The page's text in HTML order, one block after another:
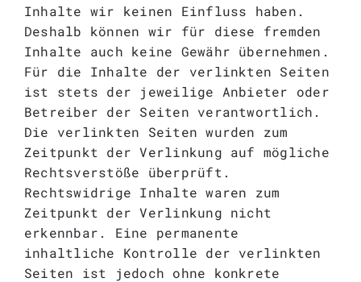
Inhalte wir keinen Einfluss haben.
Deshalb können wir für diese fremden
Inhalte auch keine Gewähr übernehmen.
Für die Inhalte der verlinkten Seiten
ist stets der jeweilige Anbieter oder
Betreiber der Seiten verantwortlich.
Die verlinkten Seiten wurden zum
Zeitpunkt der Verlinkung auf mögliche
Rechtsverstöße überprüft.
Rechtswidrige Inhalte waren zum
Zeitpunkt der Verlinkung nicht
erkennbar. Eine permanente
inhaltliche Kontrolle der verlinkten
Seiten ist jedoch ohne konkrete